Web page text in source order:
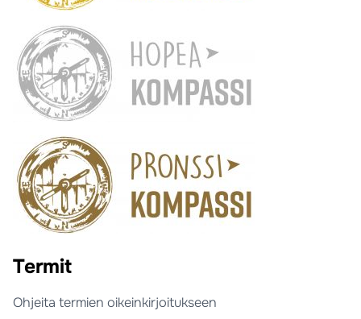
Termit
Ohjeita termien oikeinkirjoitukseen